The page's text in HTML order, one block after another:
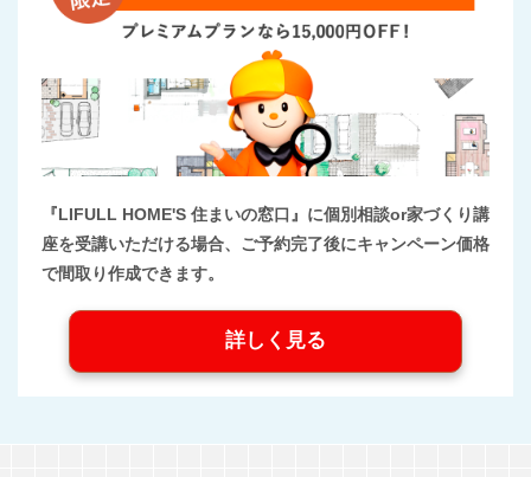
『LIFULL HOME'S 住まいの窓口』に個別相談or家づくり講
座を受講いただける場合、ご予約完了後にキャンペーン価格
で間取り作成できます。
詳しく見る